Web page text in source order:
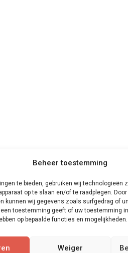
Beheer toestemming
te bieden, gebruiken wij technologieën
op te slaan en/of te raadplegen.
kunnen wij gegevens zoals surfgedrag of
toestemming geeft of uw toestemming
op bepaalde functies en mogelijkheden.
Weiger